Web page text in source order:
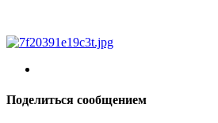
Поделиться сообщением